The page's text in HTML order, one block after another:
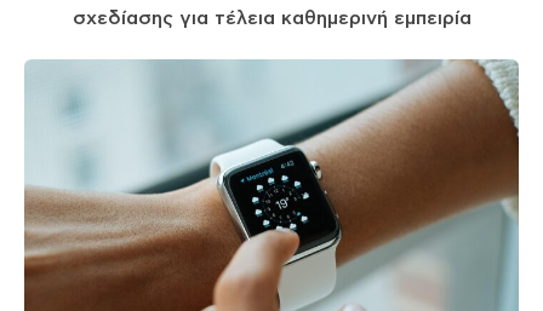
σχεδίασης για τέλεια καθημερινή εμπειρία